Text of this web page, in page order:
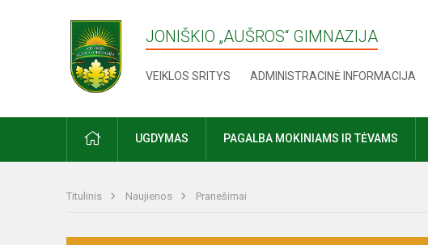
JONIŠKIO „AUŠROS“ GIMNAZIJA
VEIKLOS SRITYS ADMINISTRACINĖ INFORMACIJA
UGDYMAS PAGALBA MOKINIAMS IR TĖVAMS
Titulinis Naujienos Pranešimai